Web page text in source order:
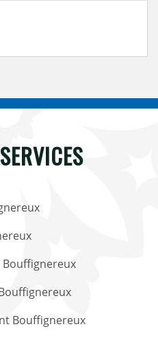
Bouffignereux